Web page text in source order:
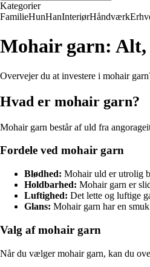
Kategorier
FamilieHunHanInteriørHåndværk
Mohair garn:
Overvejer du at investere i mohair
Hvad er mohair garn?
Mohair garn består af uld fra
Fordele ved mohair garn
Blødhed: Mohair uld er utrolig
Holdbarhed: Mohair garn er
Luftighed: Det lette og luftige
Glans: Mohair garn har en
Valg af mohair garn
Når du vælger mohair garn, kan du